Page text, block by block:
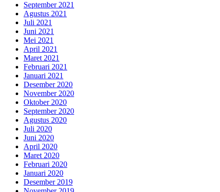
September 2021
Agustus 2021
Juli 2021
Juni 2021
Mei 2021
April 2021
Maret 2021
Februari 2021
Januari 2021
Desember 2020
November 2020
Oktober 2020
September 2020
Agustus 2020
Juli 2020
Juni 2020
April 2020
Maret 2020
Februari 2020
Januari 2020
Desember 2019